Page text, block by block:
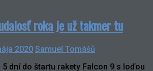
roka je už takmer tu
2020 Samuel Tomášů
dní do štartu rakety Falcon 9 s loďou